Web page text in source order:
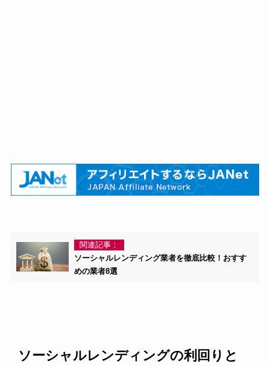
関連記事：
ソーシャルレンディング業者を徹底比較！おすす
めの業者8選
ソーシャルレンディングの利回りと